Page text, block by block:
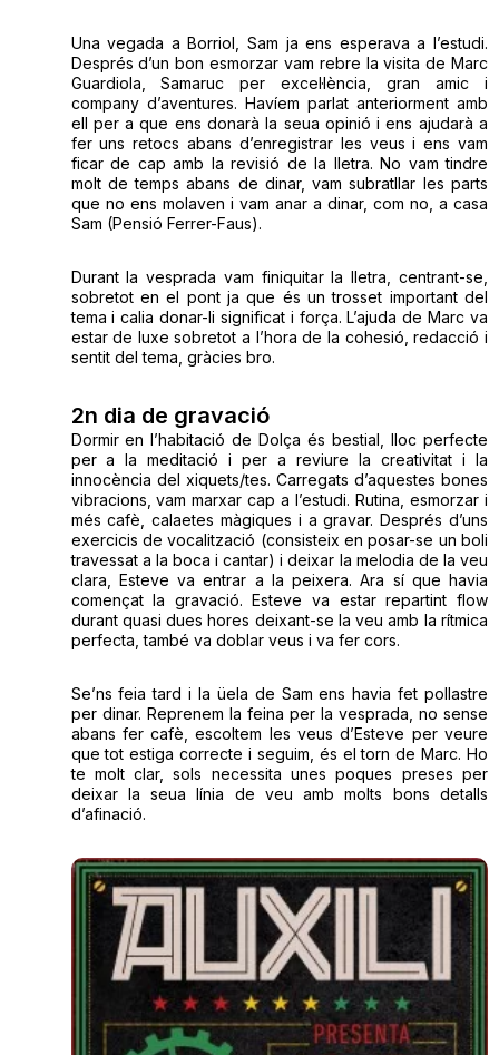
Una vegada a Borriol, Sam ja ens esperava a l’estudi.
Després d’un bon esmorzar vam rebre la visita de Marc
Guardiola, Samaruc per excel·lència, gran amic i
company d’aventures. Havíem parlat anteriorment amb
ell per a que ens donarà la seua opinió i ens ajudarà a
fer uns retocs abans d’enregistrar les veus i ens vam
ficar de cap amb la revisió de la lletra. No vam tindre
molt de temps abans de dinar, vam subratllar les parts
que no ens molaven i vam anar a dinar, com no, a casa
Sam (Pensió Ferrer-Faus).
Durant la vesprada vam finiquitar la lletra, centrant-se,
sobretot en el pont ja que és un trosset important del
tema i calia donar-li significat i força. L’ajuda de Marc va
estar de luxe sobretot a l’hora de la cohesió, redacció i
sentit del tema, gràcies bro.
2n dia de gravació
Dormir en l’habitació de Dolça és bestial, lloc perfecte
per a la meditació i per a reviure la creativitat i la
innocència del xiquets/tes. Carregats d’aquestes bones
vibracions, vam marxar cap a l’estudi. Rutina, esmorzar i
més cafè, calaetes màgiques i a gravar. Després d’uns
exercicis de vocalització (consisteix en posar-se un boli
travessat a la boca i cantar) i deixar la melodia de la veu
clara, Esteve va entrar a la peixera. Ara sí que havia
començat la gravació. Esteve va estar repartint flow
durant quasi dues hores deixant-se la veu amb la rítmica
perfecta, també va doblar veus i va fer cors.
Se’ns feia tard i la üela de Sam ens havia fet pollastre
per dinar. Reprenem la feina per la vesprada, no sense
abans fer cafè, escoltem les veus d’Esteve per veure
que tot estiga correcte i seguim, és el torn de Marc. Ho
te molt clar, sols necessita unes poques preses per
deixar la seua línia de veu amb molts bons detalls
d’afinació.